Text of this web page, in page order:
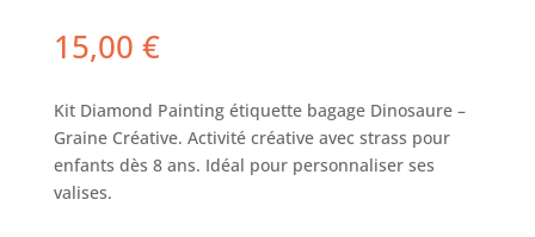
15,00 €
Kit Diamond Painting étiquette bagage Dinosaure –
Graine Créative. Activité créative avec strass pour
enfants dès 8 ans. Idéal pour personnaliser ses
valises.